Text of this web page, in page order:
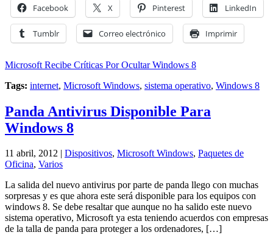
Facebook X Pinterest LinkedIn
Tumblr Correo electrónico Imprimir
Microsoft Recibe Críticas Por Ocultar Windows 8
Tags: internet, Microsoft Windows, sistema operativo, Windows 8
Panda Antivirus Disponible Para
Windows 8
11 abril, 2012 | Dispositivos, Microsoft Windows, Paquetes de
Oficina, Varios
La salida del nuevo antivirus por parte de panda llego con muchas
sorpresas y es que ahora este será disponible para los equipos con
windows 8. Se debe resaltar que aunque no ha salido este nuevo
sistema operativo, Microsoft ya esta teniendo acuerdos con empresas
de la talla de panda para proteger a los ordenadores, […]